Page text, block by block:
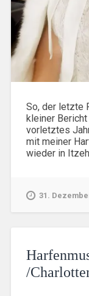
So, der letzte
kleiner Bericht
vorletztes
mit meiner
wieder in
31.
/